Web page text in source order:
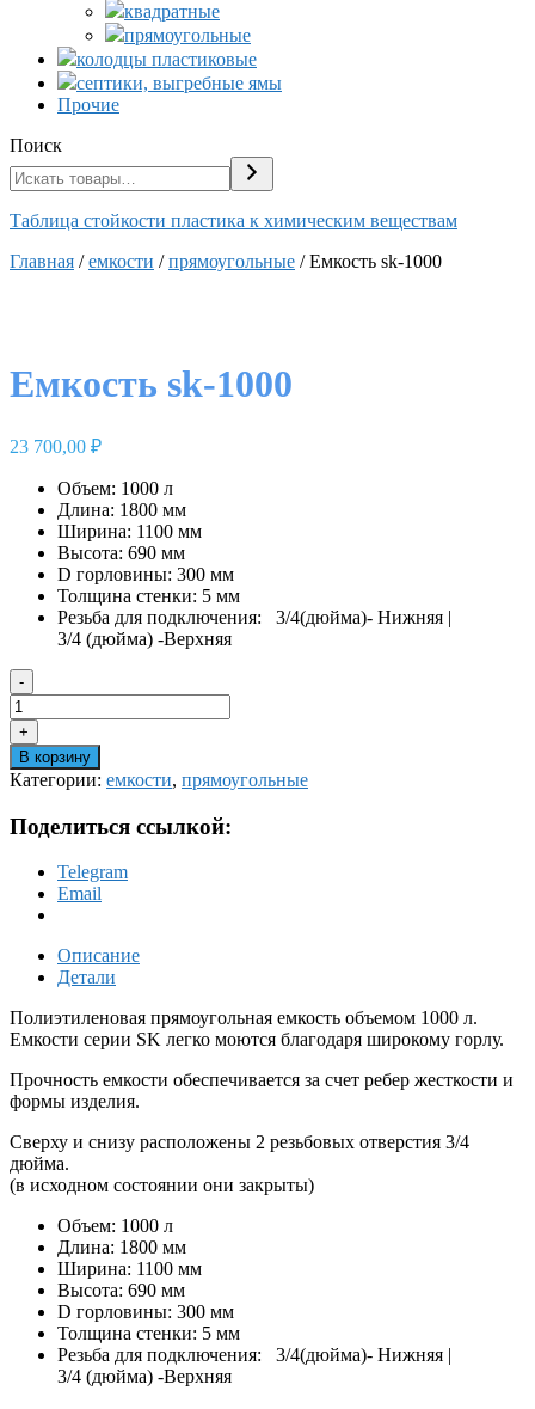
квадратные
прямоугольные
колодцы пластиковые
септики, выгребные ямы
Прочие
Поиск
Таблица стойкости пластика к химическим веществам
Главная /емкости /прямоугольные / Емкость sk-1000
Емкость sk-1000
23 700,00 ₽
Объем: 1000 л
Длина: 1800 мм
Ширина: 1100 мм
Высота: 690 мм
D горловины: 300 мм
Толщина стенки: 5 мм
Резьба для подключения: 3/4(дюйма)- Нижняя |
3/4 (дюйма) -Верхняя
-
Количество
товара
Емкость
sk-
1000
+
В корзину
Категории: емкости, прямоугольные
Поделиться ссылкой:
Telegram
Email
Описание
Детали
Полиэтиленовая прямоугольная емкость объемом 1000 л.
Емкости серии SK легко моются благодаря широкому горлу.
Прочность емкости обеспечивается за счет ребер жесткости и
формы изделия.
Сверху и снизу расположены 2 резьбовых отверстия 3/4
дюйма.
(в исходном состоянии они закрыты)
Объем: 1000 л
Длина: 1800 мм
Ширина: 1100 мм
Высота: 690 мм
D горловины: 300 мм
Толщина стенки: 5 мм
Резьба для подключения: 3/4(дюйма)- Нижняя |
3/4 (дюйма) -Верхняя